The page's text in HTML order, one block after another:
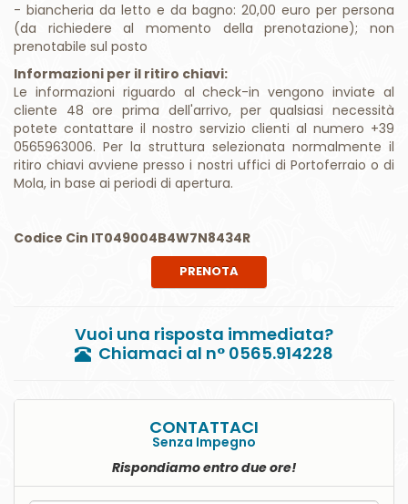
caso in cui venga pagata in contanti non sarà restituita
prima delle ore 15.00)
- biancheria da letto e da bagno: 20,00 euro per persona
(da richiedere al momento della prenotazione); non
prenotabile sul posto
Informazioni per il ritiro chiavi:
Le informazioni riguardo al check-in vengono inviate al
cliente 48 ore prima dell'arrivo, per qualsiasi necessità
potete contattare il nostro servizio clienti al numero +39
0565963006. Per la struttura selezionata normalmente il
ritiro chiavi avviene presso i nostri uffici di Portoferraio o di
Codice Cin IT049004B4W7N8434R
Vuoi una risposta immediata?
CONTATTACI
Senza Impegno
Rispondiamo entro due ore!